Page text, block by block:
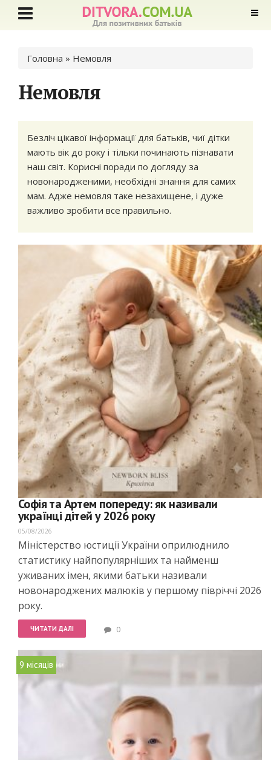
Ви є тут
Головна » Немовля
Немовля
Безліч цікавої інформації для батьків, чиї дітки
мають вік до року і тільки починають пізнавати
наш світ. Корисні поради по догляду за
новонародженими, необхідні знання для самих
мам. Адже немовля таке незахищене, і дуже
важливо зробити все правильно.
Софія та Артем попереду: як називали
українці дітей у 2026 року
05/08/2026
Міністерство юстиції України оприлюднило
статистику найпопулярніших та найменш
уживаних імен, якими батьки називали
новонароджених малюків у першому півріччі 2026
року.
ЧИТАТИ ДАЛІ 0
9 місяців